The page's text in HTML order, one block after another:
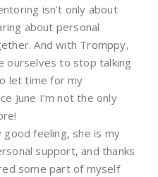
isn’t only about
about personal
And with Tromppy,
ourselves to stop talking
let time for my
June I’m not the only
good feeling, she is my
support, and thanks
some part of myself